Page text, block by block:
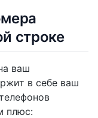
строке
ваш
в себе ваш
плюс: